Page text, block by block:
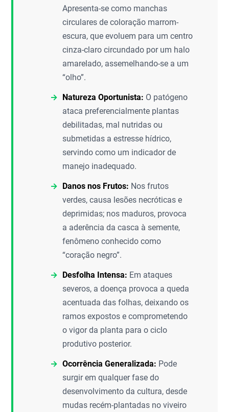
Apresenta-se como manchas
circulares de coloração marrom-
escura, que evoluem para um centro
cinza-claro circundado por um halo
amarelado, assemelhando-se a um
“olho”.
Natureza Oportunista: O patógeno
ataca preferencialmente plantas
debilitadas, mal nutridas ou
submetidas a estresse hídrico,
servindo como um indicador de
manejo inadequado.
Danos nos Frutos: Nos frutos
verdes, causa lesões necróticas e
deprimidas; nos maduros, provoca
a aderência da casca à semente,
fenômeno conhecido como
“coração negro”.
Desfolha Intensa: Em ataques
severos, a doença provoca a queda
acentuada das folhas, deixando os
ramos expostos e comprometendo
o vigor da planta para o ciclo
produtivo posterior.
Ocorrência Generalizada: Pode
surgir em qualquer fase do
desenvolvimento da cultura, desde
mudas recém-plantadas no viveiro